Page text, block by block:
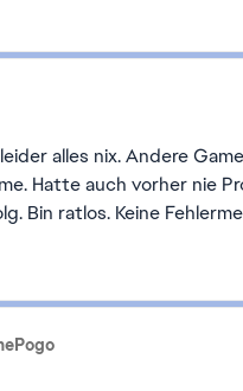
alles nix. Andere
Hatte auch vorher nie
Bin ratlos. Keine